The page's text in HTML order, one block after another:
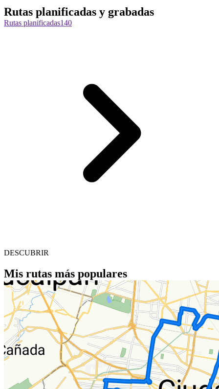
Rutas planificadas y grabadas
Rutas planificadas140
DESCUBRIR
Mis rutas más populares